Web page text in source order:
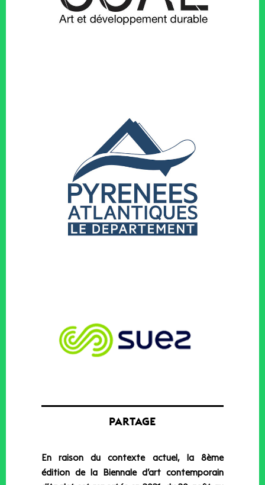
PARTAGE
En raison du contexte actuel, la 8ème
édition de la Biennale d’art contemporain